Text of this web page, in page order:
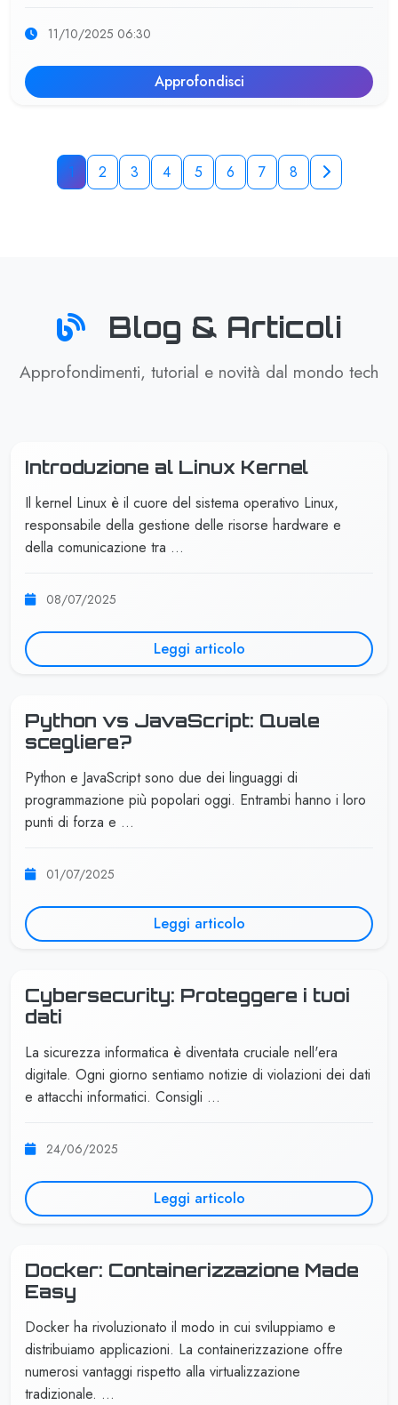
11/10/2025 06:30
Approfondisci
1 2 3 4 5 6 7 8
Blog & Articoli
Approfondimenti, tutorial e novità dal mondo tech
Introduzione al Linux Kernel
Il kernel Linux è il cuore del sistema operativo Linux,
responsabile della gestione delle risorse hardware e
della comunicazione tra …
08/07/2025
Leggi articolo
Python vs JavaScript: Quale
scegliere?
Python e JavaScript sono due dei linguaggi di
programmazione più popolari oggi. Entrambi hanno i loro
punti di forza e …
01/07/2025
Leggi articolo
Cybersecurity: Proteggere i tuoi
dati
La sicurezza informatica è diventata cruciale nell'era
digitale. Ogni giorno sentiamo notizie di violazioni dei dati
e attacchi informatici. Consigli …
24/06/2025
Leggi articolo
Docker: Containerizzazione Made
Easy
Docker ha rivoluzionato il modo in cui sviluppiamo e
distribuiamo applicazioni. La containerizzazione offre
numerosi vantaggi rispetto alla virtualizzazione
tradizionale. …